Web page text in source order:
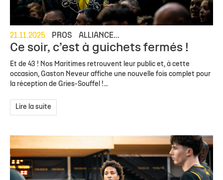
21.11.2025 PROS ALLIANCE...
Ce soir, c’est à guichets fermés !
Et de 43 ! Nos Maritimes retrouvent leur public et, à cette
occasion, Gaston Neveur affiche une nouvelle fois complet pour
la réception de Gries-Souffel !...
Lire la suite